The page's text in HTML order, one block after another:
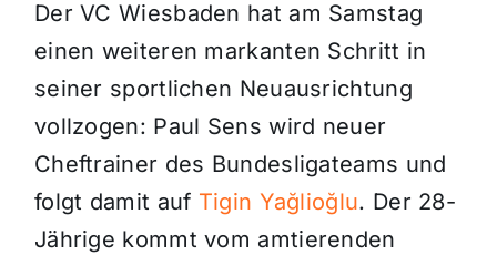
Der VC Wiesbaden hat am Samstag
einen weiteren markanten Schritt in
seiner sportlichen Neuausrichtung
vollzogen: Paul Sens wird neuer
Cheftrainer des Bundesligateams und
folgt damit auf Tigin Yağlioğlu. Der 28-
Jährige kommt vom amtierenden